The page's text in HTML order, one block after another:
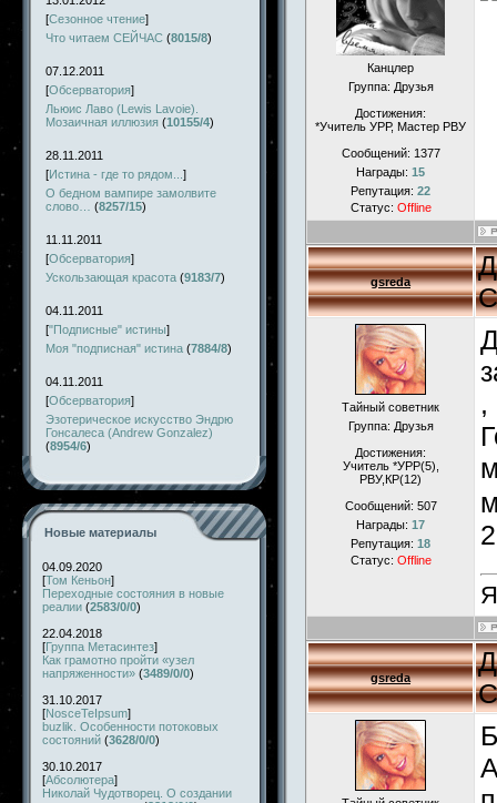
[Сезонное чтение]
Что читаем СЕЙЧАС (8015/8)
07.12.2011
[Обсерватория]
Льюис Лаво (Lewis Lavoie).
Мозаичная иллюзия (10155/4)
28.11.2011
[Истина - где то рядом... ]
О бедном вампире замолвите
слово…
(8257/15)
11.11.2011
[Обсерватория]
Ускользающая красота (9183/7)
04.11.2011
["Подписные" истины]
Моя "подписная" истина (7884/8)
04.11.2011
[Обсерватория]
Эзотерическое искусство Эндрю
Гонсалеса (Andrew Gonzalez)
(8954/6)
Новые материалы
04.09.2020
[Том Кеньон]
Переходные состояния в новые
реалии (2583/0/0)
22.04.2018
[Группа Метасинтез]
Как грамотно пройти «узел
напряженности» (3489/0/0)
31.10.2017
[NosceTeIpsum]
buzlik. Особенности потоковых
состояний (3628/0/0)
30.10.2017
[Абсолютера]
Николай Чудотворец. О создании
Канцлер
Группа: Друзья
Достижения:
*Учитель УРР, Мастер РВУ
Сообщений: 1377
Награды: 15
Репутация: 22
Статус: Offline
gsreda
Тайный советник
Группа: Друзья
Достижения:
Учитель *УРР(5),
РВУ,КР(12)
Сообщений: 507
Награды: 17
Репутация: 18
Статус: Offline
,
gsreda